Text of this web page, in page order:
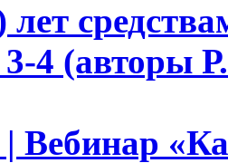
лет
3-4 (авторы
| Вебинар